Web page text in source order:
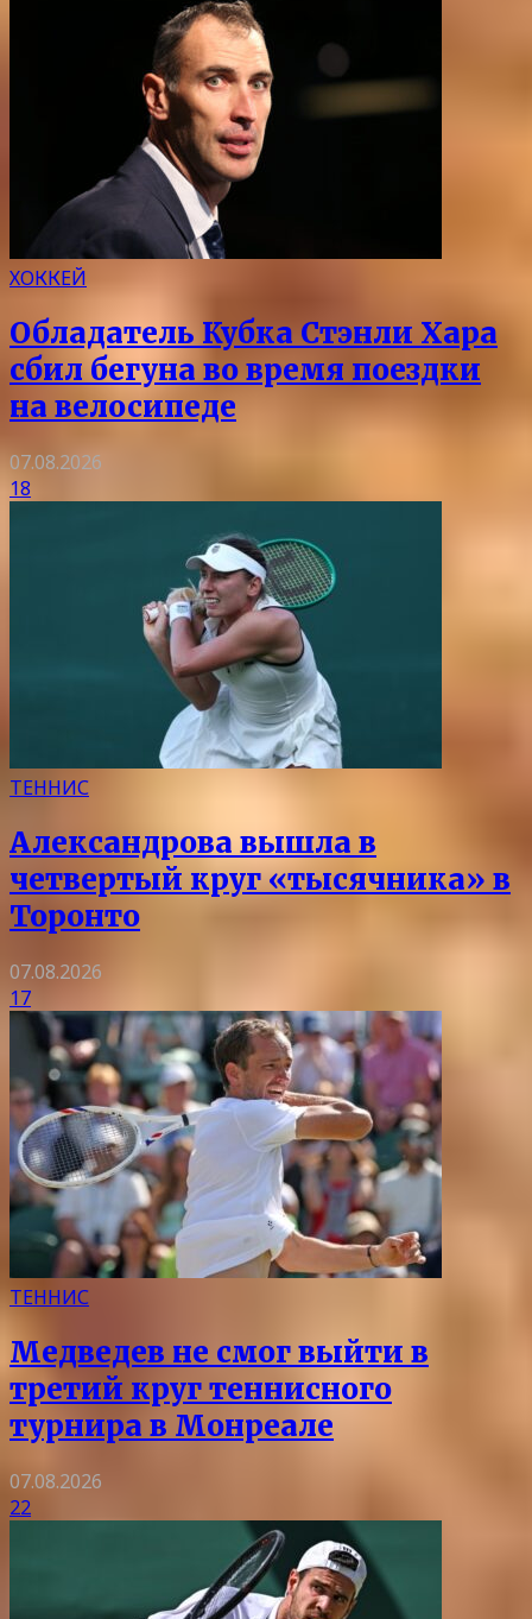
ХОККЕЙ
Обладатель Кубка Стэнли Хара
сбил бегуна во время поездки
на велосипеде
07.08.2026
18
ТЕННИС
Александрова вышла в
четвертый круг «тысячника» в
Торонто
07.08.2026
17
ТЕННИС
Медведев не смог выйти в
третий круг теннисного
турнира в Монреале
07.08.2026
22